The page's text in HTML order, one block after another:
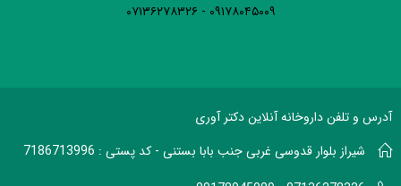
۰۹۱۷۸۰۴۵۰۰۹ - ۰۷۱۳۶۲۷۸۳۲۶
آدرس و تلفن داروخانه آنلاین دکتر آوری
شیراز بلوار قدوسی غربی جنب بابا بستنی - کد پستی : 7186713996